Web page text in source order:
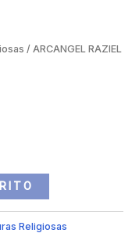
/ ARCANGEL RAZIEL
Religiosas